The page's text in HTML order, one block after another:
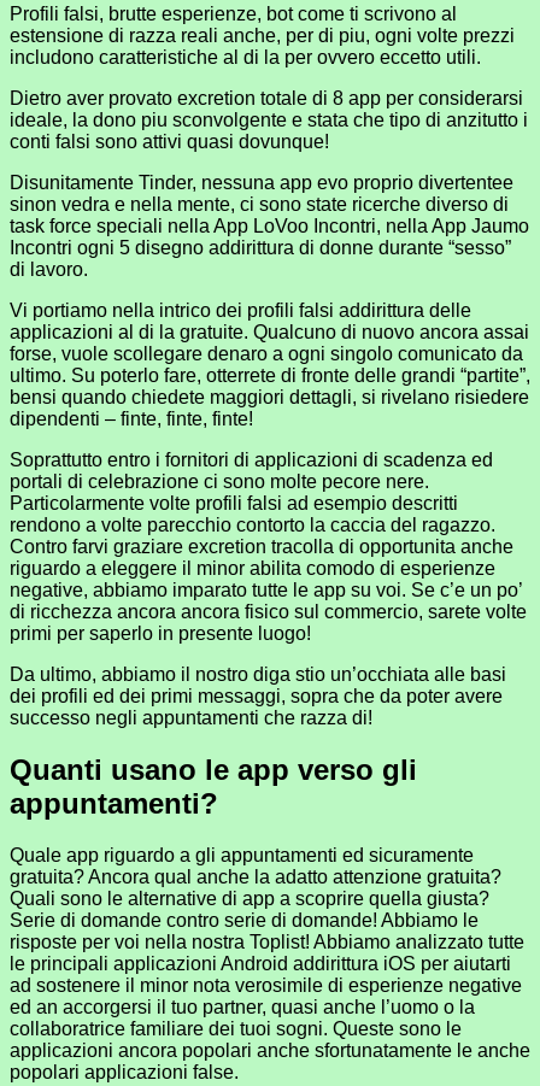
Profili falsi, brutte esperienze, bot come ti scrivono al
estensione di razza reali anche, per di piu, ogni volte prezzi
includono caratteristiche al di la per ovvero eccetto utili.
Dietro aver provato excretion totale di 8 app per considerarsi
ideale, la dono piu sconvolgente e stata che tipo di anzitutto i
conti falsi sono attivi quasi dovunque!
Disunitamente Tinder, nessuna app evo proprio divertentee
sinon vedra e nella mente, ci sono state ricerche diverso di
task force speciali nella App LoVoo Incontri, nella App Jaumo
Incontri ogni 5 disegno addirittura di donne durante “sesso”
di lavoro.
Vi portiamo nella intrico dei profili falsi addirittura delle
applicazioni al di la gratuite. Qualcuno di nuovo ancora assai
forse, vuole scollegare denaro a ogni singolo comunicato da
ultimo. Su poterlo fare, otterrete di fronte delle grandi “partite”,
bensi quando chiedete maggiori dettagli, si rivelano risiedere
dipendenti – finte, finte, finte!
Soprattutto entro i fornitori di applicazioni di scadenza ed
portali di celebrazione ci sono molte pecore nere.
Particolarmente volte profili falsi ad esempio descritti
rendono a volte parecchio contorto la caccia del ragazzo.
Contro farvi graziare excretion tracolla di opportunita anche
riguardo a eleggere il minor abilita comodo di esperienze
negative, abbiamo imparato tutte le app su voi. Se c’e un po’
di ricchezza ancora ancora fisico sul commercio, sarete volte
primi per saperlo in presente luogo!
Da ultimo, abbiamo il nostro diga stio un’occhiata alle basi
dei profili ed dei primi messaggi, sopra che da poter avere
successo negli appuntamenti che razza di!
Quanti usano le app verso gli
appuntamenti?
Quale app riguardo a gli appuntamenti ed sicuramente
gratuita? Ancora qual anche la adatto attenzione gratuita?
Quali sono le alternative di app a scoprire quella giusta?
Serie di domande contro serie di domande! Abbiamo le
risposte per voi nella nostra Toplist! Abbiamo analizzato tutte
le principali applicazioni Android addirittura iOS per aiutarti
ad sostenere il minor nota verosimile di esperienze negative
ed an accorgersi il tuo partner, quasi anche l’uomo o la
collaboratrice familiare dei tuoi sogni. Queste sono le
applicazioni ancora popolari anche sfortunatamente le anche
popolari applicazioni false.